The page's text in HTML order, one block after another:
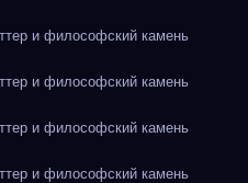
и философский камень
и философский камень
и философский камень
и философский камень